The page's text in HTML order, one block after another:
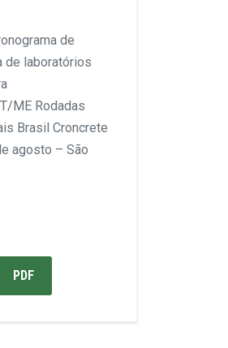
de
de laboratórios
ME Rodadas
Brasil Croncrete
agosto – São
PDF